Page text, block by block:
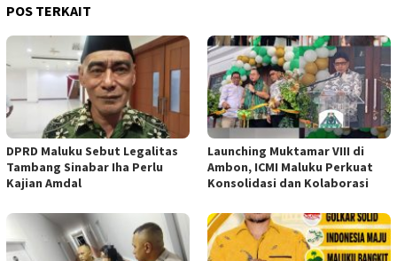
POS TERKAIT
DPRD Maluku Sebut Legalitas
Tambang Sinabar Iha Perlu
Kajian Amdal
Launching Muktamar VIII di
Ambon, ICMI Maluku Perkuat
Konsolidasi dan Kolaborasi